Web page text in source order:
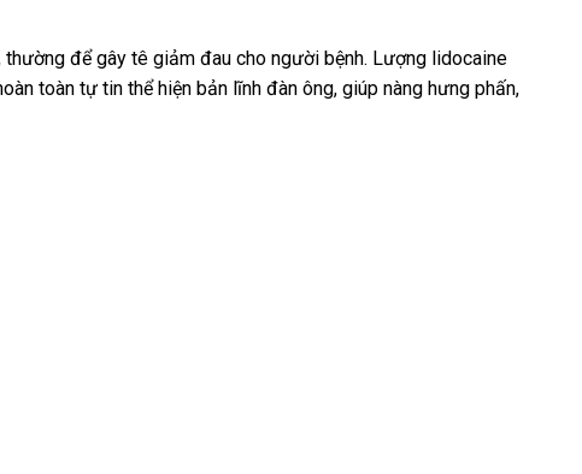
thường giá
sỉ
để gây tê giảm đau cho người bệnhdễ
dàng
. Lượng lidocaine
toàn tự tin thể hiện bản lĩnh đàn ôngan
, giúp nàng hưng phấnvệ
,